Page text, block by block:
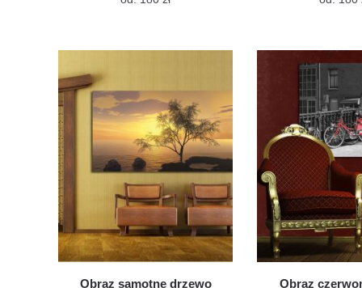
wiele
Opcje
można
wybrać
na
stronie
produktu
Obraz samotne drzewo Obraz